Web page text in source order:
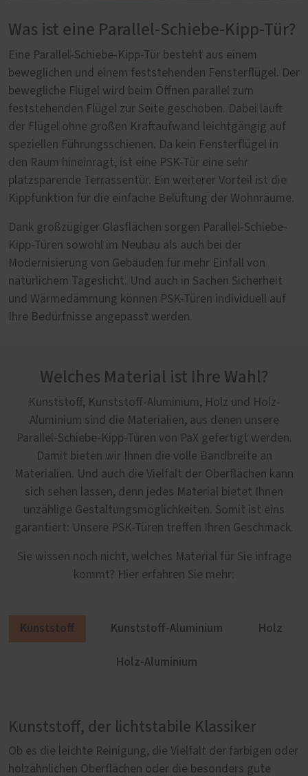
Was ist eine Parallel-Schiebe-Kipp-Tür?
Eine Parallel-Schiebe-Kipp-Tür besteht aus einem
beweglichen und einem feststehenden Fensterflügel. Der
bewegliche Flügel wird beim Öffnen parallel zum
feststehenden Flügel zur Seite geschoben. Dabei läuft
der Flügel ohne großen Kraftaufwand leichtgängig auf
speziellen Führungsschienen. Da kein Fensterflügel in
den Raum hineinragt, ist eine PSK-Tür eine sehr
platzsparende Terrassentür. Ein weiterer Vorteil ist die
Kippfunktion für die einfache Belüftung der Wohnräume.
Dank großzügiger Glasflächen sorgen Parallel-Schiebe-
Kipp-Türen sowohl im Neubau als auch bei der
Modernisierung von Gebäuden für mehr Einfall von
natürlichem Tageslicht. Und auch in Sachen Sicherheit
und Wärmedämmung können PSK-Türen individuell auf
Ihre Bedürfnisse angepasst werden.
Welches Material ist Ihre Wahl?
Kunststoff, Kunststoff-Aluminium, Holz und Holz-
Aluminium sind die Materialien, aus denen unsere
Parallel-Schiebe-Kipp-Türen von PaX gefertigt werden.
Damit bieten wir Ihnen die volle Bandbreite an
Materialien. Und auch die Vielfalt der Oberflächen kann
sich sehen lassen, denn jedes Material bietet Ihnen
unzählige Gestaltungsmöglichkeiten. Somit ist eins
garantiert: Unsere PSK-Türen treffen Ihren Geschmack.
Sie wissen noch nicht, welches Material für Sie infrage
kommt? Hier erfahren Sie mehr:
Kunststoff Kunststoff-Aluminium
Holz
Holz-Aluminium
Kunststoff, der lichtstabile Klassiker
Ob es die leichte Reinigung, die Vielfalt der farbigen oder
holzähnlichen Oberflächen oder die besonders gute
Mehr Gestaltungsfreiheit mit Kunststoff-
Aluminium
Wie lässt sich sicherstellen, dass Parallel-Schiebe-Kipp-
Natürlich Holz
Parallel-Schiebe-Kipp-Türen aus Holz sind in jeder
Hinsicht etwas Besonderes. Es beginnt mit Ihrer
Holz-Aluminium: Außen robust, innen
behaglich
Um etwas Gutes noch besser zu machen, braucht es